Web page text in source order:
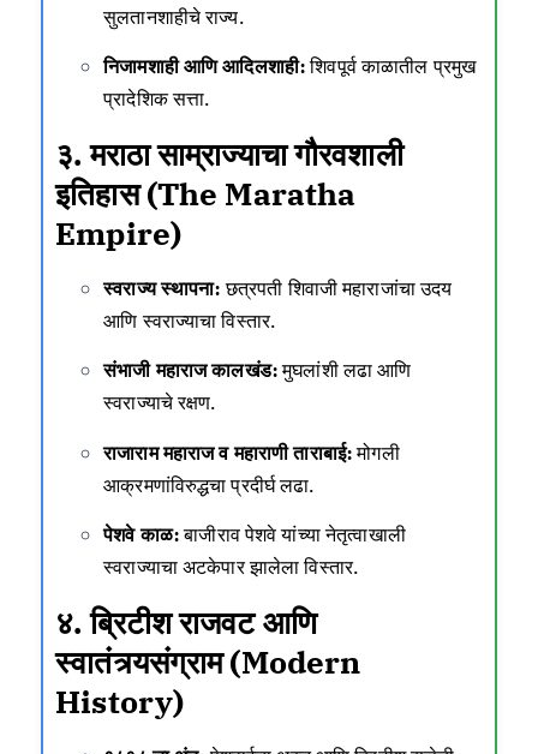
सुलतानशाहीचे राज्य.
निजामशाही आणि आदिलशाही:शिवपूर्व काळातील प्रमुख
प्रादेशिक सत्ता.
३. मराठा साम्राज्याचा गौरवशाली
इतिहास (The Maratha
Empire)
स्वराज्य स्थापना:छत्रपती शिवाजी महाराजांचा उदय
आणि स्वराज्याचा विस्तार.
संभाजी महाराज कालखंड:मुघलांशी लढा आणि
स्वराज्याचे रक्षण.
राजाराम महाराज व महाराणी ताराबाई:मोगली
आक्रमणांविरुद्धचा प्रदीर्घ लढा.
पेशवे काळ:बाजीराव पेशवे यांच्या नेतृत्वाखाली
स्वराज्याचा अटकेपार झालेला विस्तार.
४. ब्रिटीश राजवट आणि
स्वातंत्र्यसंग्राम (Modern
History)